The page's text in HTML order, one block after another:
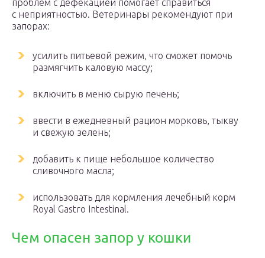
проблем с дефекацией помогает справиться
с неприятностью. Ветеринары рекомендуют при
запорах:
усилить питьевой режим, что сможет помочь
размягчить каловую массу;
включить в меню сырую печень;
ввести в ежедневный рацион морковь, тыкву
и свежую зелень;
добавить к пище небольшое количество
сливочного масла;
использовать для кормления лечебный корм
Royal Gastro Intestinal.
Чем опасен запор у кошки